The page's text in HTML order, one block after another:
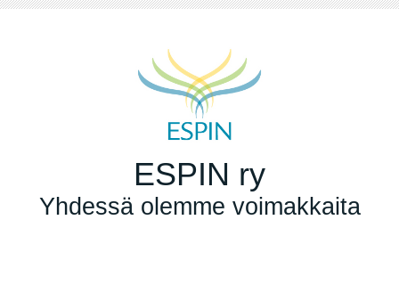
ESPIN ry
Yhdessä olemme voimakkaita